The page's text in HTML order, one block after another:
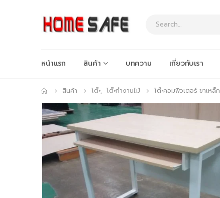
หน้าแรก สินค้า บทความ เกี่ยวกับเรา
สินค้า โต๊ะ, โต๊ะทำงานไม้ โต๊ะคอมพิวเตอร์ ขาเหล็ก